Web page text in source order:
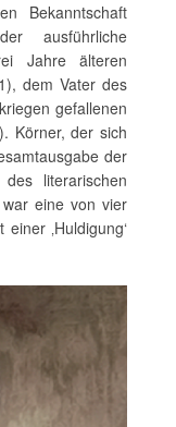
Bekanntschaft
ausführliche
Jahre älteren
dem Vater des
gefallenen
Körner, der sich
der
literarischen
eine von vier
‚Huldigung‘